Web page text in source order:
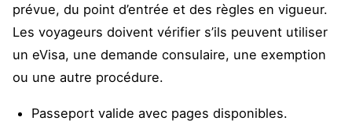
prévue, du point d’entrée et des règles en vigueur.
Les voyageurs doivent vérifier s’ils peuvent utiliser
un eVisa, une demande consulaire, une exemption
ou une autre procédure.
Passeport valide avec pages disponibles.